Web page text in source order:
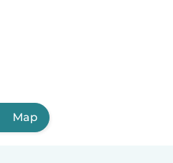
Map